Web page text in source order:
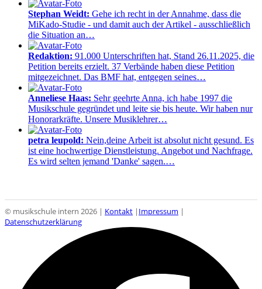
Stephan Weidt: Gehe ich recht in der Annahme, dass die
MiKado-Studie - und damit auch der Artikel - ausschließlich
die Situation an…
Redaktion: 91.000 Unterschriften hat, Stand 26.11.2025, die
Petition bereits erzielt. 37 Verbände haben diese Petition
mitgezeichnet. Das BMF hat, entgegen seines…
Anneliese Haas: Sehr geehrte Anna, ich habe 1997 die
Musikschule gegründet und leite sie bis heute. Wir haben nur
Honorarkräfte. Unsere Musiklehrer…
petra leupold: Nein,deine Arbeit ist absolut nicht gesund. Es
ist eine hochwertige Dienstleistung. Angebot und Nachfrage.
Es wird selten jemand 'Danke' sagen.…
© musikschule intern 2026 | Kontakt | Impressum |
Datenschutzerklärung